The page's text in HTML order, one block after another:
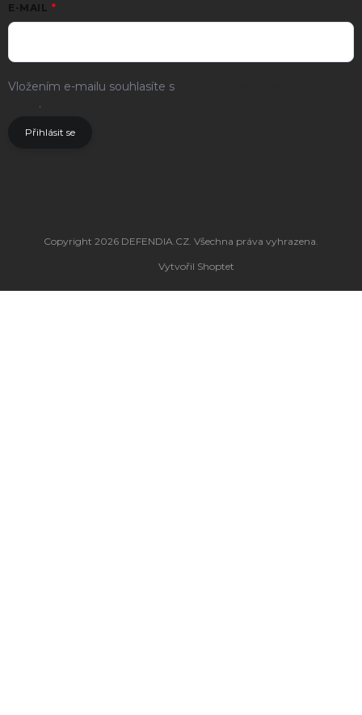
E-MAIL
Vložením e-mailu souhlasíte s
.
Přihlásit se
Vytvořil Shoptet
Copyright 2026 DEFENDIA.CZ . Všechna práva vyhrazena.